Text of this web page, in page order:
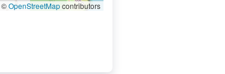
©OpenStreetMapcontributors